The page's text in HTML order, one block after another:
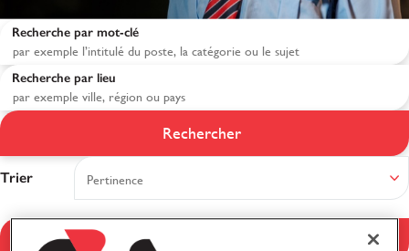
Résultats de la
recherche
Recherche par mot-clé
Recherche par lieu
Rechercher
Trier
Filtrer les résultats